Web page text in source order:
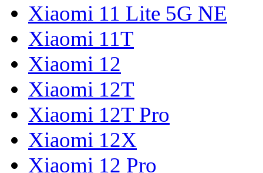
Xiaomi 11 Lite 5G NE
Xiaomi 11T
Xiaomi 12
Xiaomi 12T
Xiaomi 12T Pro
Xiaomi 12X
Xiaomi 12 Pro